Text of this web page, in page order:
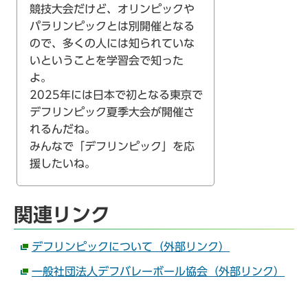
競技大会だけど、オリンピックや
パラリンピックとは別開催となる
ので、多くの人には知られていな
いということを学習会で知った
よ。
2025年には日本で初となる東京で
デフリンピック夏季大会が開催さ
れるんだね。
みんなで「デフリンピック」を応
援したいね。
関連リンク
デフリンピックについて（外部リンク）
一般社団法人デフバレーボール協会（外部リンク）